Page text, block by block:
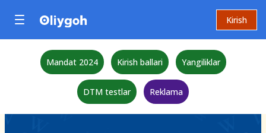
Kirish
Mandat 2024 Kirish ballari Yangiliklar
DTM testlar Reklama